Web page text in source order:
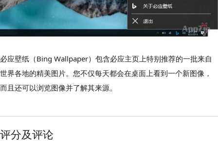
必应壁纸（Bing Wallpaper）包含必应主页上特别推荐的一批来自
世界各地的精美图片。您不仅每天都会在桌面上看到一个新图像，
而且还可以浏览图像并了解其来源。
评分及评论